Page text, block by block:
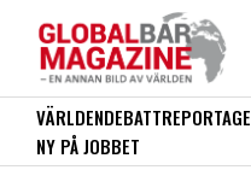
VÄRLDENDEBATTREPORTAGE
NY PÅ JOBBET